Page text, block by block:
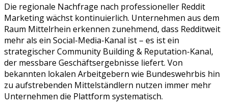
Die regionale Nachfrage nach professioneller Reddit
Marketingwächst kontinuierlich. Unternehmen aus dem
Raum Mittelrhein erkennen zunehmend, dass Redditweit
mehr als ein Social-Media-Kanal ist – es ist ein
strategischerCommunity Building & Reputation-Kanal,
der messbare Geschäftsergebnisse liefert. Von
bekannten lokalen Arbeitgebern wie Bundeswehrbis hin
zu aufstrebenden Mittelständlern nutzen immer mehr
Unternehmen die Plattform systematisch.